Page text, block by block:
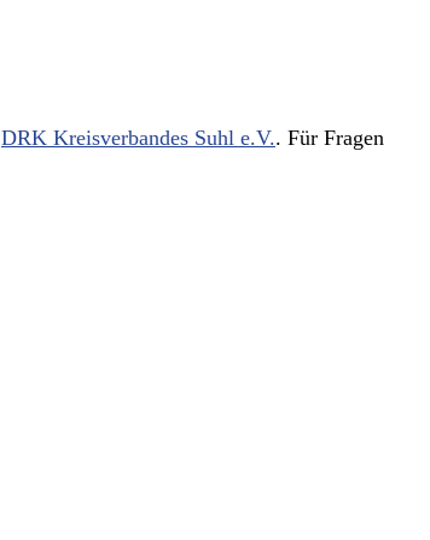
DRK Kreisverbandes Suhl e.V.. Für Fragen